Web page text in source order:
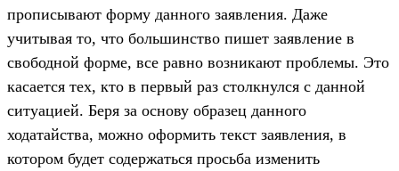
прописывают форму данного заявления. Даже
учитывая то, что большинство пишет заявление в
свободной форме, все равно возникают проблемы. Это
касается тех, кто в первый раз столкнулся с данной
ситуацией. Беря за основу образец данного
ходатайства, можно оформить текст заявления, в
котором будет содержаться просьба изменить